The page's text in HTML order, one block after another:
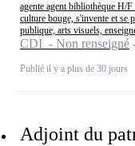
agente agent bibliothèque H/
culture bouge, s'invente et se
publique, arts visuels,
CDI - Non renseigné
Publié il y a plus de 30 jours
Adjoint du